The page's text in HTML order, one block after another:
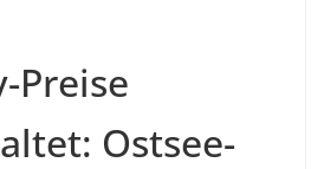
Preise
Ostsee-